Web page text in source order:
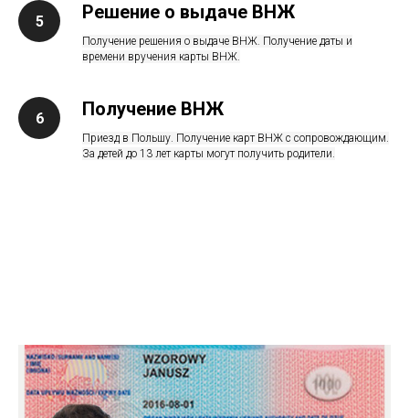
Решение о выдаче ВНЖ
Получение решения о выдаче ВНЖ. Получение даты и
времени вручения карты ВНЖ.
Получение ВНЖ
Приезд в Польшу. Получение карт ВНЖ с сопровождающим.
За детей до 13 лет карты могут получить родители.